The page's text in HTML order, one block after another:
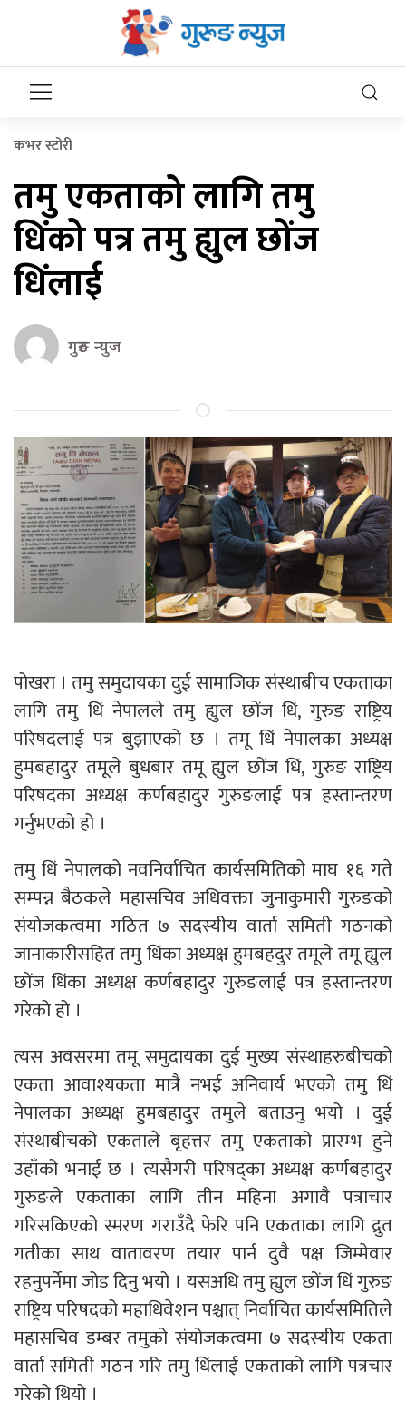
कभर स्टोरी
तमु एकताको लागि तमु
धिंको पत्र तमु ह्युल छोंज
धिंलाई
गुरुङ न्युज
पोखरा । तमु समुदायका दुई सामाजिक संस्थाबीच एकताका
लागि तमु धिं नेपालले तमु ह्युल छोंज धिं, गुरुङ राष्ट्रिय
परिषदलाई पत्र बुझाएको छ । तमू धिं नेपालका अध्यक्ष
हुमबहादुर तमूले बुधबार तमू ह्युल छोंज धिं, गुरुङ राष्ट्रिय
परिषदका अध्यक्ष कर्णबहादुर गुरुङलाई पत्र हस्तान्तरण
गर्नुभएको हो ।
तमु धिं नेपालको नवनिर्वाचित कार्यसमितिको माघ १६ गते
सम्पन्न बैठकले महासचिव अधिवक्ता जुनाकुमारी गुरुङको
संयोजकत्वमा गठित ७ सदस्यीय वार्ता समिती गठनको
जानाकारीसहित तमु धिंका अध्यक्ष हुमबहदुर तमूले तमू ह्युल
छोंज धिंका अध्यक्ष कर्णबहादुर गुरुङलाई पत्र हस्तान्तरण
गरेको हो ।
त्यस अवसरमा तमू समुदायका दुई मुख्य संस्थाहरुबीचको
एकता आवाश्यकता मात्रै नभई अनिवार्य भएको तमु धिं
नेपालका अध्यक्ष हुमबहादुर तमुले बताउनु भयो । दुई
संस्थाबीचको एकताले बृहत्तर तमु एकताको प्रारम्भ हुने
उहाँको भनाई छ । त्यसैगरी परिषद्का अध्यक्ष कर्णबहादुर
गुरुङले एकताका लागि तीन महिना अगावै पत्राचार
गरिसकिएको स्मरण गराउँदै फेरि पनि एकताका लागि द्रुत
गतीका साथ वातावरण तयार पार्न दुवै पक्ष जिम्मेवार
रहनुपर्नेमा जोड दिनु भयो । यसअधि तमु ह्युल छोंज धिं गुरुङ
राष्ट्रिय परिषदको महाधिवेशन पश्चात् निर्वाचित कार्यसमितिले
महासचिव डम्बर तमुको संयोजकत्वमा ७ सदस्यीय एकता
वार्ता समिती गठन गरि तमु धिंलाई एकताको लागि पत्रचार
गरेको थियो ।